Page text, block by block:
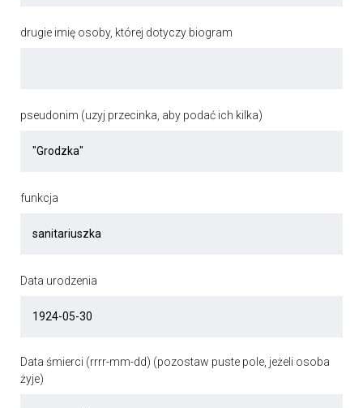
drugie imię osoby, której dotyczy biogram
pseudonim (uzyj przecinka, aby podać ich kilka)
funkcja
Data urodzenia
Data śmierci (rrrr-mm-dd) (pozostaw puste pole, jeżeli osoba
żyje)